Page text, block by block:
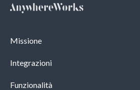
Missione
Integrazioni
Funzionalità